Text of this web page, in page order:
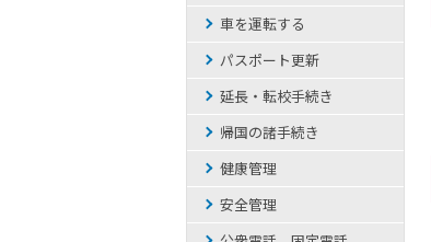
車を運転する
パスポート更新
延長・転校手続き
帰国の諸手続き
健康管理
安全管理